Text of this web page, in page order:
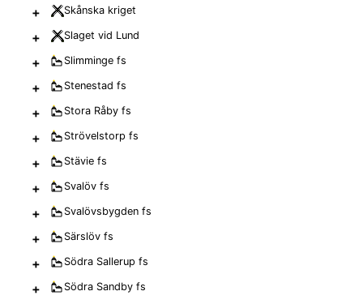
+ Skånska kriget
+ Slaget vid Lund
+ Slimminge fs
+ Stenestad fs
+ Stora Råby fs
+ Strövelstorp fs
+ Stävie fs
+ Svalöv fs
+ Svalövsbygden fs
+ Särslöv fs
+ Södra Sallerup fs
+ Södra Sandby fs